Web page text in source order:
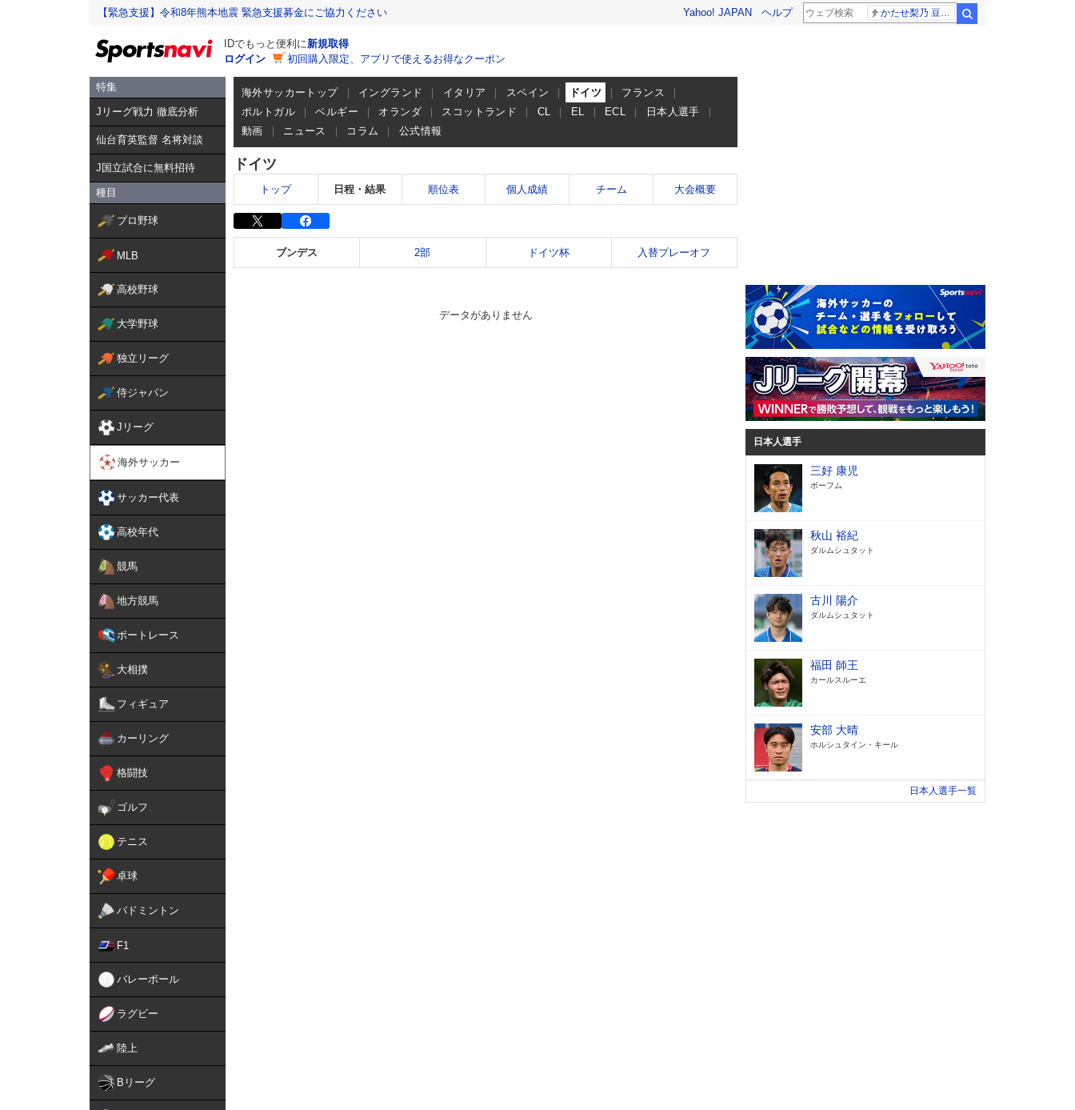
【緊急支援】令和8年熊本地震 緊急支援募金にご協力ください Yahoo! JAPAN ヘルプ
IDでもっと便利に新規取得
ログイン
初回購入限定、アプリで使えるお得なクーポン
特集
Jリーグ戦力 徹底分析
仙台育英監督 名将対談
J国立試合に無料招待
種目
プロ野球
MLB
高校野球
大学野球
独立リーグ
侍ジャパン
Jリーグ
海外サッカー
サッカー代表
高校年代
競馬
地方競馬
ボートレース
大相撲
フィギュア
カーリング
格闘技
ゴルフ
テニス
卓球
バドミントン
F1
バレーボール
ラグビー
陸上
Bリーグ
海外サッカートップ イングランド イタリア スペイン ドイツ
フランス
ポルトガル
ベルギー オランダ スコットランド CL EL ECL
日本人選手
動画
ニュース コラム 公式情報
ドイツ
トップ 日程・結果 順位表 個人成績 チーム 大会概要
ブンデス 2部 ドイツ杯 入替プレーオフ
データがありません
日本人選手
三好 康児
ボーフム
秋山 裕紀
ダルムシュタット
古川 陽介
ダルムシュタット
福田 師王
カールスルーエ
安部 大晴
ホルシュタイン・キール
日本人選手一覧